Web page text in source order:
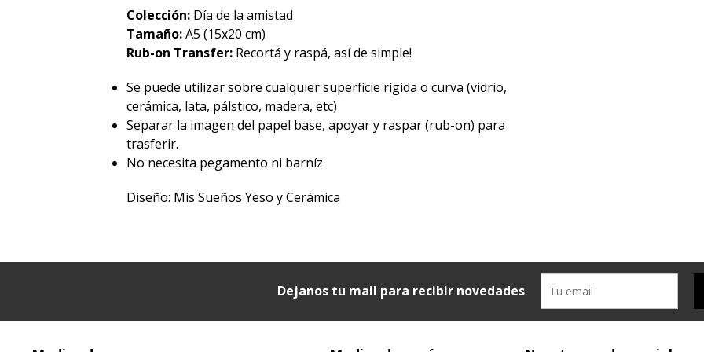
Colección: Día de la amistad
Tamaño:A5 (15x20 cm)
Rub-on Transfer: Recortá y raspá, así de simple!
Se puede utilizar sobre cualquier superficie rígida o curva (vidrio,
cerámica, lata, pálstico, madera, etc)
Separar la imagen del papel base, apoyar y raspar (rub-on) para
trasferir.
No necesita pegamento ni barníz
Diseño: Mis Sueños Yeso y Cerámica
Dejanos tu mail para recibir novedades